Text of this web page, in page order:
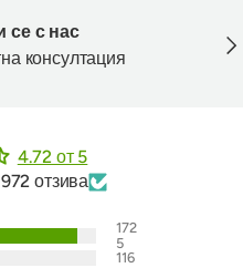
се с нас
консултация
4.72 от 5
отзива
172
5
116